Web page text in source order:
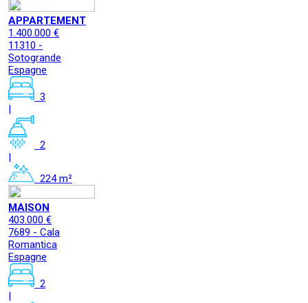
APPARTEMENT
1.400.000 €
11310 -
Sotogrande
Espagne
3
2
|
224 m²
MAISON
403.000 €
7689 - Cala
Romantica
Espagne
2
|